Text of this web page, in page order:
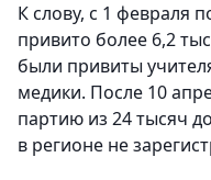
К слову, с 1 февраля
привито более 6,2
были привиты
медики. После 10
партию из 24 тысяч
в регионе не